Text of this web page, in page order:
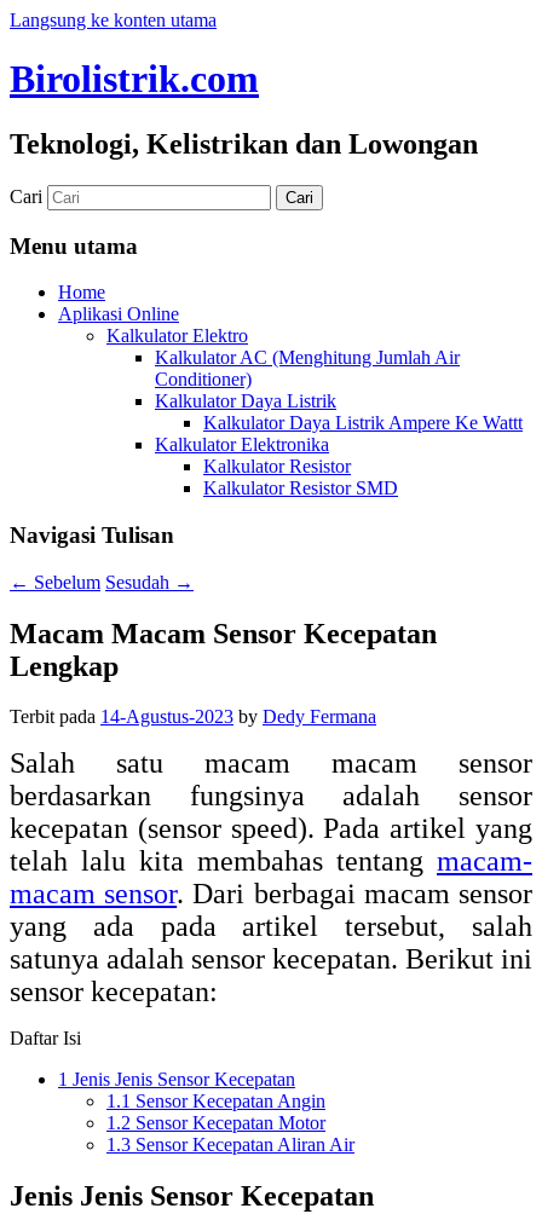
Langsung ke konten utama
Birolistrik.com
Teknologi, Kelistrikan dan Lowongan
Cari
Menu utama
Home
Aplikasi Online
Kalkulator Elektro
Kalkulator AC (Menghitung Jumlah Air
Conditioner)
Kalkulator Daya Listrik
Kalkulator Daya Listrik Ampere Ke Wattt
Kalkulator Elektronika
Kalkulator Resistor
Kalkulator Resistor SMD
Navigasi Tulisan
← Sebelum Sesudah →
Macam Macam Sensor Kecepatan
Lengkap
Terbit pada 14-Agustus-2023 by Dedy Fermana
Salah satu macam macam sensor
berdasarkan fungsinya adalah sensor
kecepatan (sensor speed). Pada artikel yang
telah lalu kita membahas tentang macam-
macam sensor. Dari berbagai macam sensor
yang ada pada artikel tersebut, salah
satunya adalah sensor kecepatan. Berikut ini
sensor kecepatan:
Daftar Isi
1 Jenis Jenis Sensor Kecepatan
1.1 Sensor Kecepatan Angin
1.2 Sensor Kecepatan Motor
1.3 Sensor Kecepatan Aliran Air
Jenis Jenis Sensor Kecepatan